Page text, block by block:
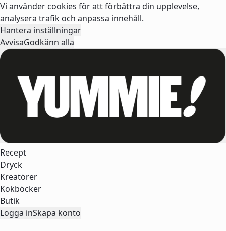
Vi använder cookies för att förbättra din upplevelse,
analysera trafik och anpassa innehåll.
Hantera inställningar
AvvisaGodkänn alla
Recept
Dryck
Kreatörer
Kokböcker
Butik
Logga inSkapa konto